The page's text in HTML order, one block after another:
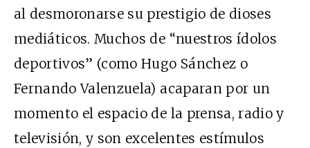
al desmoronarse su prestigio de dioses
mediáticos. Muchos de “nuestros ídolos
deportivos” (como Hugo Sánchez o
Fernando Valenzuela) acaparan por un
momento el espacio de la prensa, radio y
televisión, y son excelentes estímulos